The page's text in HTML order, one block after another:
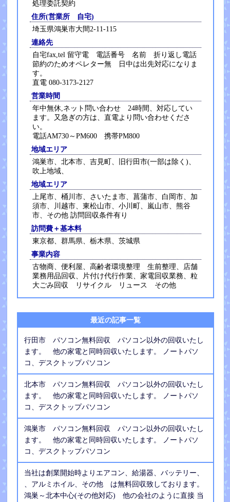
処理委託契約
住所(営業所 自宅)
埼玉県鴻巣市大間2-11-115
連絡先
自宅fax,tel 留守電 電話番号 名前 折り返し電話
節約のためオペレター無 日中は出先対応になりま
す。
直電 080-3173-2127
営業時間
年中無休,ネット問い合わせ 24時間、対応してい
ます。又急ぎの方は、直電より問い合わせくださ
い。
電話AM730～PM600 携帯PM800
地域エリア
鴻巣市、北本市、吉見町、旧行田市(一部は除く)、
吹上地域、
地域エリア
上尾市、桶川市、さいたま市、菖蒲市、白岡市、加
須市、川越市、東松山市、小川町、嵐山市、熊谷
市、その他 訪問回収条件有り
訪問費＋基本料
東京都、群馬県、栃木県、茨城県
事業内容
古物商、便利屋、高齢者環境整理 生前整理、店舗
業務用品回収、片付け代行作業、家電回収業務、粒
大ごみ回収 リサイクル リュース その他
最近の記事一覧
行田市 パソコン無料回収 パソコン以外の回収いたし
ます。 他の家電と同時回収いたします。 ノートパソ
コ、デスクトップパソコン
北本市 パソコン無料回収 パソコン以外の回収いたし
ます。 他の家電と同時回収いたします。 ノートパソ
コ、デスクトップパソコン
鴻巣市 パソコン無料回収 パソコン以外の回収いたし
ます。 他の家電と同時回収いたします。 ノートパソ
コ、デスクトップパソコン
当社は創業開始時よりエアコン、給湯器、バッテリー、
、アルミホイル、その他 は無料回収致しております。
鴻巣～北本中心(その他対応) 他の会社のように直接 当